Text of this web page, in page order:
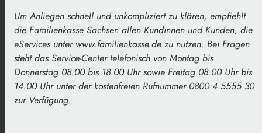
Um Anliegen schnell und unkompliziert zu klären, empfiehlt
die Familienkasse Sachsen allen Kundinnen und Kunden, die
eServices unter www.familienkasse.de zu nutzen. Bei Fragen
steht das Service-Center telefonisch von Montag bis
Donnerstag 08.00 bis 18.00 Uhr sowie Freitag 08.00 Uhr bis
14.00 Uhr unter der kostenfreien Rufnummer 0800 4 5555 30
zur Verfügung.